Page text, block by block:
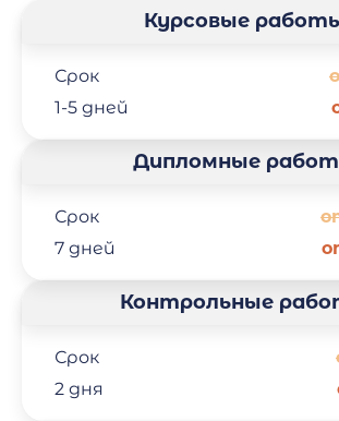
Курсовые
Срок
1-5 дней
Дипломные
Срок
7 дней
Контрольные
Срок
2 дня